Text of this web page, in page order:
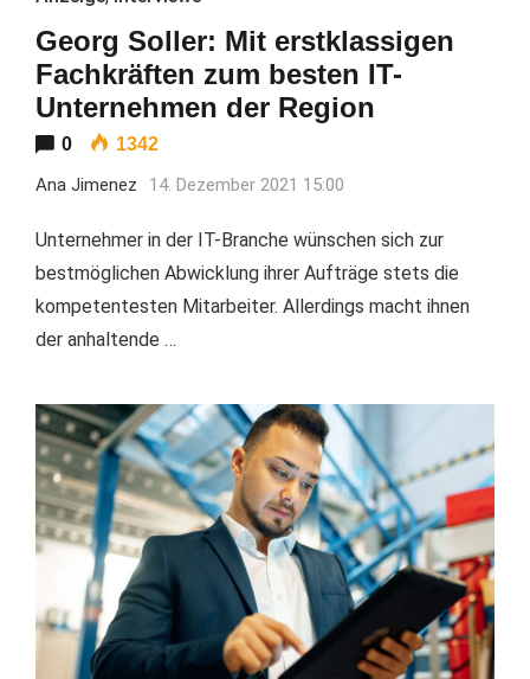
Georg Soller: Mit erstklassigen
Fachkräften zum besten IT-
Unternehmen der Region
0 1342
Ana Jimenez 14. Dezember 2021 15:00
Unternehmer in der IT-Branche wünschen sich zur
bestmöglichen Abwicklung ihrer Aufträge stets die
kompetentesten Mitarbeiter. Allerdings macht ihnen
der anhaltende …